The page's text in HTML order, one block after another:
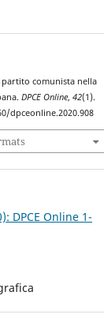
comunista nella
DPCE Online,42(1).
dpceonline.2020.908
DPCE Online 1-